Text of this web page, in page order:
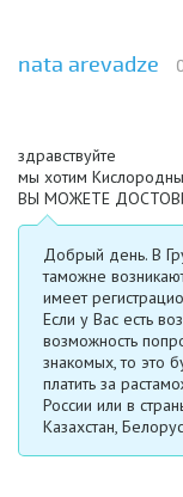
nata arevadze
здравствуйте
мы хотим
ВЫ МОЖЕТЕ
Добрый день. В
таможне
имеет
Если у Вас есть
возможность
знакомых, то это
платить за
России или в
Казахстан,